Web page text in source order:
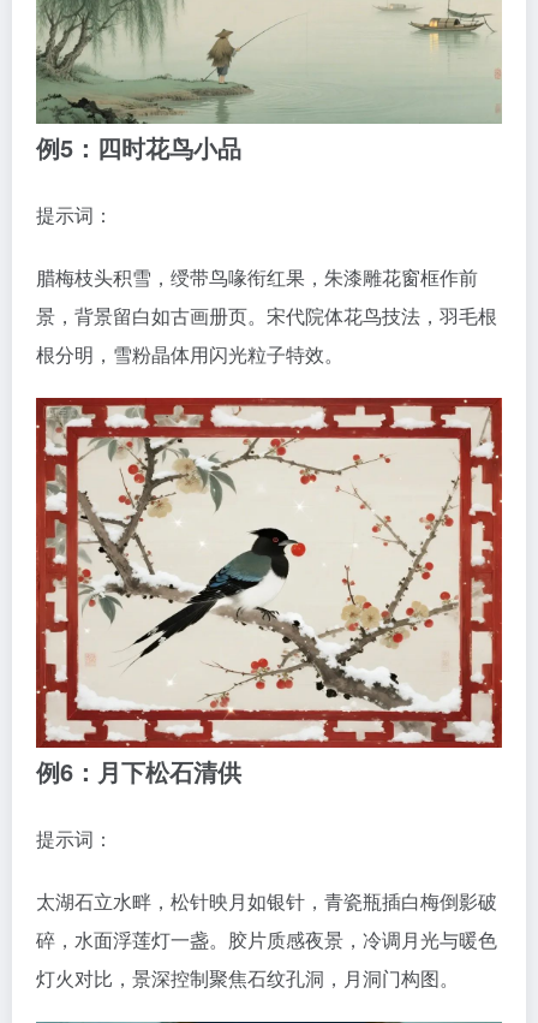
例5：四时花鸟小品
提示词：
腊梅枝头积雪，绶带鸟喙衔红果，朱漆雕花窗框作前
景，背景留白如古画册页。宋代院体花鸟技法，羽毛根
根分明，雪粉晶体用闪光粒子特效。
例6：月下松石清供
提示词：
太湖石立水畔，松针映月如银针，青瓷瓶插白梅倒影破
碎，水面浮莲灯一盏。胶片质感夜景，冷调月光与暖色
灯火对比，景深控制聚焦石纹孔洞，月洞门构图。